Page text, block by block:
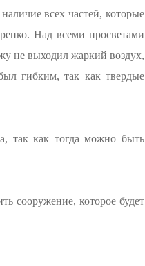
всех частей, которые
Над всеми просветами
не выходил жаркий воздух,
гибким, так как твердые
так как тогда можно быть
сооружение, которое будет